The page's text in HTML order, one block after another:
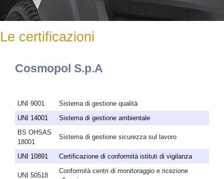
Le certificazioni
Cosmopol S.p.A
UNI 9001
Sistema di gestione qualità
UNI 14001
Sistema di gestione ambientale
BS OHSAS
18001
Sistema di gestione sicurezza sul lavoro
UNI 10891 Certificazione di conformità istituti di vigilanza
UNI 50518
Conformità centri di monitoraggio e ricezione